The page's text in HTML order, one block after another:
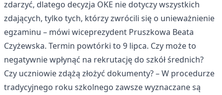
zdarzyć, dlatego decyzja OKE nie dotyczy wszystkich
zdających, tylko tych, którzy zwrócili się o unieważnienie
egzaminu – mówi wiceprezydent Pruszkowa Beata
Czyżewska. Termin powtórki to 9 lipca. Czy może to
negatywnie wpłynąć na rekrutację do szkół średnich?
Czy uczniowie zdążą złożyć dokumenty? – W procedurze
tradycyjnego roku szkolnego zawsze wyznaczane są